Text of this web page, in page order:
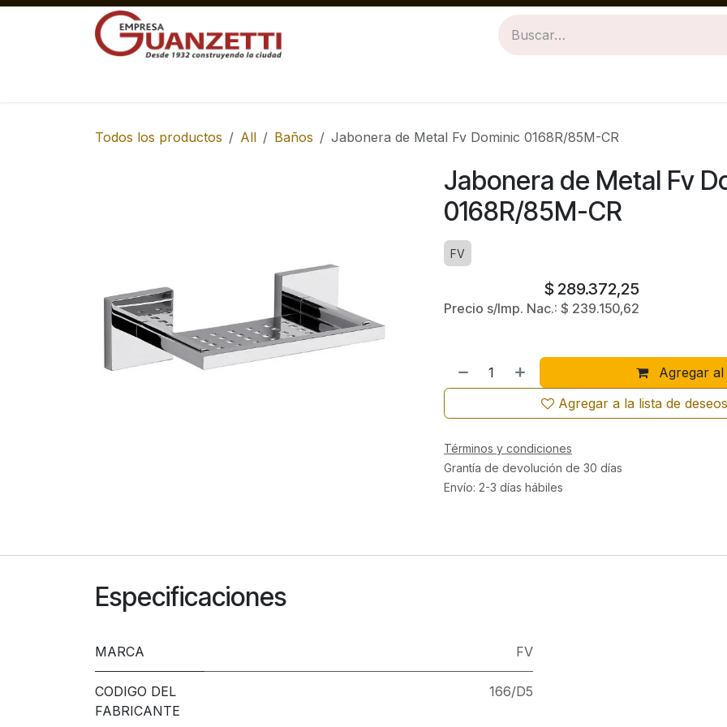
Ir al contenido
Todos los productos All Baños Jabonera de Metal Fv Dominic 0168R/85M-CR
Jabonera de Metal Fv
0168R/85M-CR
FV
$ 289.372,25
Precio s/Imp. Nac.: $ 239.150,62
Agregar
Agregar a la lista de deseos
Términos y condiciones
Grantía de devolución de 30 días
Envío: 2-3 días hábiles
Especificaciones
MARCA FV
CODIGO DEL
FABRICANTE
166/D5